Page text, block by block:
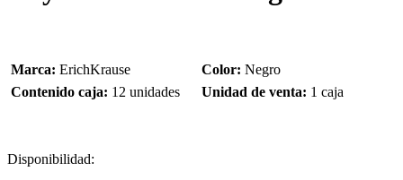
Marca: ErichKrause Color: Negro
Contenido caja: 12 unidades Unidad de venta: 1 caja
Disponibilidad: